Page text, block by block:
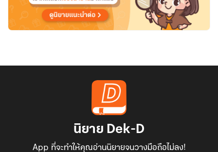
นิยาย Dek-D
App ที่จะทำให้คุณอ่านนิยายจนวางมือถือไม่ลง!